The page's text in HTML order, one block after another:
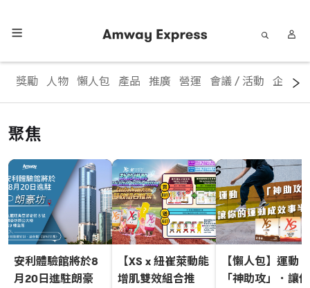
獎勵 人物 懶人包 產品 推廣 營運 會議 / 活動 企業資
聚焦
安利體驗館將於8
月20日進駐朗豪
【XS x 紐崔萊動能
增肌雙效組合推
【懶人包】運動
「神助攻」．讓你